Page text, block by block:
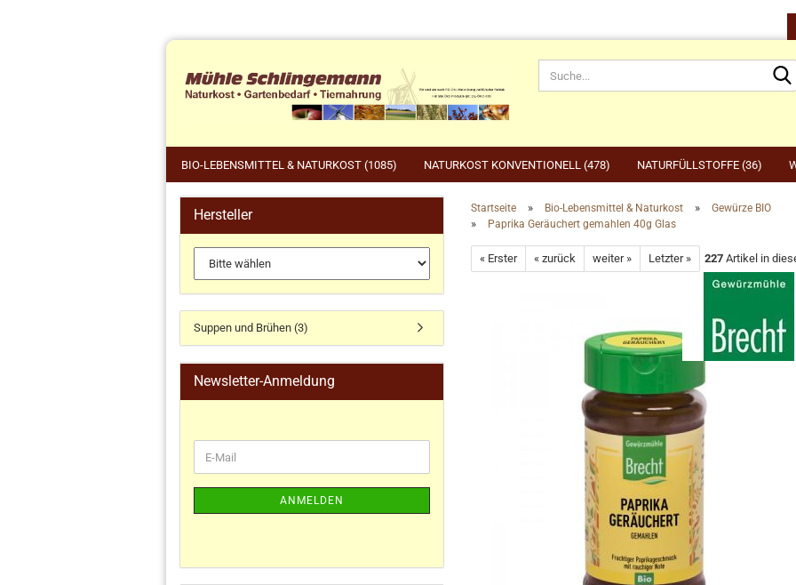
Konto erstellen
Passwort vergessen?
BIO-LEBENSMITTEL & NATURKOST (1085) NATURKOST KONVENTIONELL (478) NATURFÜLLSTOFFE (36)
Küchengeräte und Zubehör
Dr. Haubrich
Koch- und Backbücher
Küchengeräte
Küchenhelfer
Pferdefutter
Wildvogelfutter & Winterfütterung
Compo
Startseite » Bio-Lebensmittel & Naturkost » Gewürze BIO
» Paprika Geräuchert gemahlen 40g Glas
« Erster « zurück weiter » Letzter » 227 Artikel in
Hersteller
Suppen und Brühen (3)
Newsletter-Anmeldung
ANMELDEN